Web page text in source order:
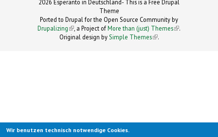
2026 Esperanto in Deutschland- This is a Free Drupal
Theme
Ported to Drupal for the Open Source Community by
Drupalizing(link is external)
, a Project ofMore than (just) Themes (link is
.
Original design by Simple Themes
(link is
.
Wir benutzen technisch notwendige Cookies.